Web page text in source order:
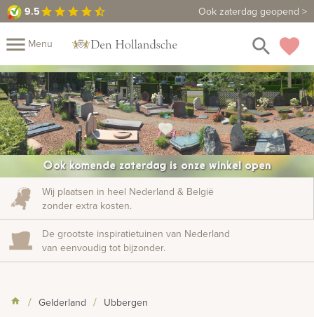
9.5star star star star star_half Ook zaterdag geopend >
9.5 Maak een vrijblijvende afspraak
menu Menu favorite
Mijn
Fotomap
search
close
Home
Assortiment
Fotoboek
Informatie
Prijzen
ons
Duurzaamheid Winkels Contact
ook:
Komende zaterdag: Extra inspiratiedagenarrow_forward
Ook komende zaterdag is onze winkel open
Wij plaatsen in heel Nederland & België
zonder extra kosten.
De grootste inspiratietuinen van Nederland
van eenvoudig tot bijzonder.
Gelderland Ubbergen